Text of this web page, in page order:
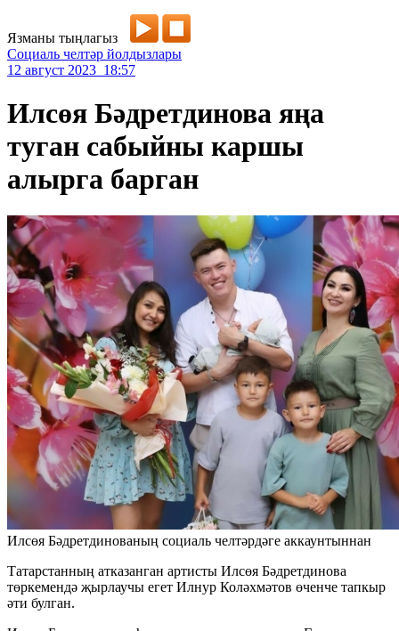
Язманы тыңлагыз
Социаль челтәр йолдызлары
12 август 2023 18:57
Илсөя Бәдретдинова яңа
туган сабыйны каршы
алырга барган
Илсөя Бәдретдинованың социаль челтәрдәге аккаунтыннан
Татарстанның атказанган артисты Илсөя Бәдретдинова
төркемендә җырлаучы егет Илнур Коләхмәтов өченче тапкыр
әти булган.